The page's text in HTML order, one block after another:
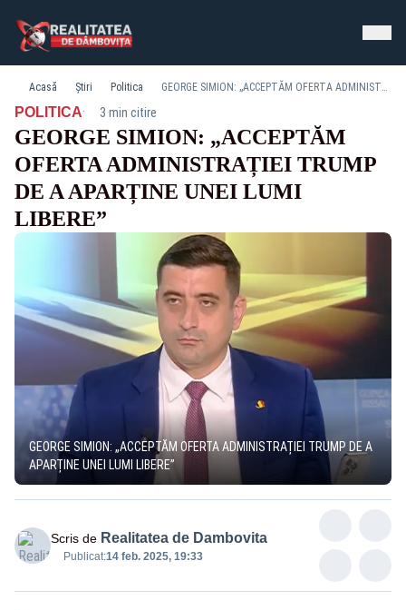
Acasă Știri Politica GEORGE SIMION: „ACCEPTĂM OFERTA ADMINISTRAȚIEI TRUMP DE A APARȚINE UNEI LUMI LIBERE”
POLITICA· 3 min citire
GEORGE SIMION: „ACCEPTĂM
OFERTA ADMINISTRAȚIEI TRUMP
DE A APARȚINE UNEI LUMI
LIBERE”
GEORGE SIMION: „ACCEPTĂM OFERTA ADMINISTRAȚIEI TRUMP DE A
APARȚINE UNEI LUMI LIBERE”
Scris de Realitatea de Dambovita
Publicat:14 feb. 2025, 19:33